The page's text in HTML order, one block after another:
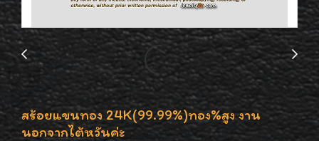
สร้อยแขนทอง 24K(99.99%)ทอง%สูง งาน
นอกจากไต้หวันค่ะ